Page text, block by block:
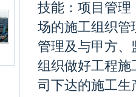
技能：项目管理
场的施工组织管
管理及与甲方、
组织做好工程施
司下达的施工生